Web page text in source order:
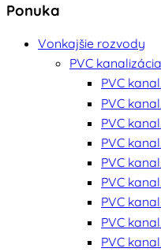
Ponuka
Vonkajšie rozvody
PVC
PVC
PVC
PVC
PVC
PVC
PVC
PVC
PVC
PVC